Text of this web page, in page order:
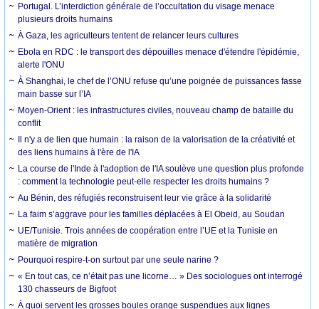
Portugal. L’interdiction générale de l’occultation du visage menace
plusieurs droits humains
À Gaza, les agriculteurs tentent de relancer leurs cultures
Ebola en RDC : le transport des dépouilles menace d'étendre l'épidémie,
alerte l'ONU
À Shanghai, le chef de l’ONU refuse qu’une poignée de puissances fasse
main basse sur l’IA
Moyen-Orient : les infrastructures civiles, nouveau champ de bataille du
conflit
Il n'y a de lien que humain : la raison de la valorisation de la créativité et
des liens humains à l'ère de l'IA
La course de l'Inde à l'adoption de l'IA soulève une question plus profonde
: comment la technologie peut-elle respecter les droits humains ?
Au Bénin, des réfugiés reconstruisent leur vie grâce à la solidarité
La faim s’aggrave pour les familles déplacées à El Obeid, au Soudan
UE/Tunisie. Trois années de coopération entre l’UE et la Tunisie en
matière de migration
Pourquoi respire-t-on surtout par une seule narine ?
« En tout cas, ce n’était pas une licorne… » Des sociologues ont interrogé
130 chasseurs de Bigfoot
À quoi servent les grosses boules orange suspendues aux lignes